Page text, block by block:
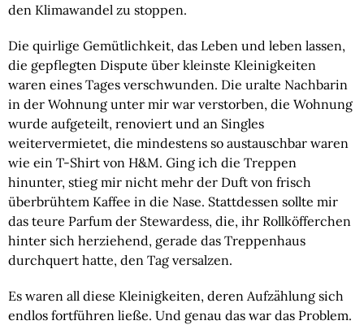
den Klimawandel zu stoppen.
Die quirlige Gemütlichkeit, das Leben und leben lassen,
die gepflegten Dispute über kleinste Kleinigkeiten
waren eines Tages verschwunden. Die uralte Nachbarin
in der Wohnung unter mir war verstorben, die Wohnung
wurde aufgeteilt, renoviert und an Singles
weitervermietet, die mindestens so austauschbar waren
wie ein T-Shirt von H&M. Ging ich die Treppen
hinunter, stieg mir nicht mehr der Duft von frisch
überbrühtem Kaffee in die Nase. Stattdessen sollte mir
das teure Parfum der Stewardess, die, ihr Rollköfferchen
hinter sich herziehend, gerade das Treppenhaus
durchquert hatte, den Tag versalzen.
Es waren all diese Kleinigkeiten, deren Aufzählung sich
endlos fortführen ließe. Und genau das war das Problem.